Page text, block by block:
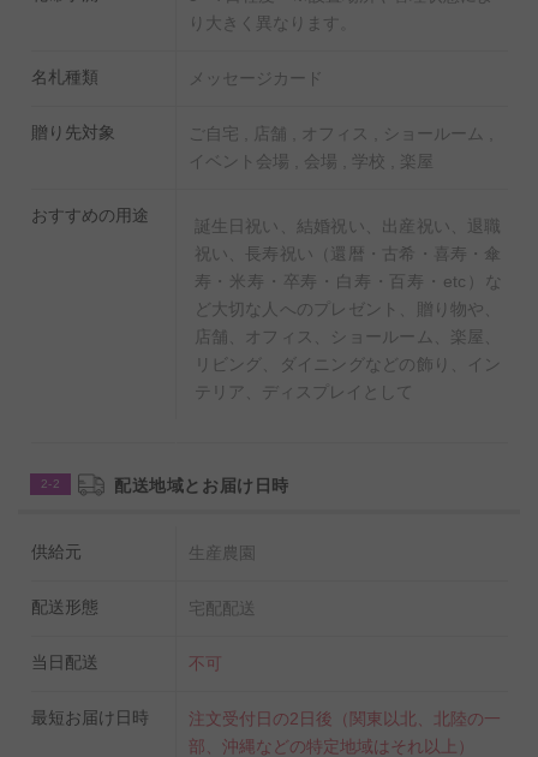
の商品一覧（サンプルページ）はこちら
白バラの花言葉は「純潔・純情」「約束」「尊敬」で
す。美しく気品ある真っ白な花は、何色にでも染まる可
【陶器製の花瓶（フラワーベース）】
自宅のリビングや玄関、オフィス、店舗など、様々な屋
内シーンにマッチするナチュラルアンティーク調の陶器
製デザイン花瓶（フラワーベース）です。釉薬のムラ感
やピンホールは自然な質感としてのデザインのため、同
り大きく異なります。
名札種類 メッセージカード
贈り先対象
ご自宅 , 店舗 , オフィス , ショールーム ,
イベント会場 , 会場 , 学校 , 楽屋
おすすめの用途
誕生日祝い、結婚祝い、出産祝い、退職
祝い、長寿祝い（還暦・古希・喜寿・傘
寿・米寿・卒寿・白寿・百寿・etc）な
ど大切な人へのプレゼント、贈り物や、
店舗、オフィス、ショールーム、楽屋、
リビング、ダイニングなどの飾り、イン
テリア、ディスプレイとして
2-2 配送地域とお届け日時
供給元 生産農園
配送形態 宅配配送
当日配送 不可
最短お届け日時
注文受付日の2日後（関東以北、北陸の一
部、沖縄などの特定地域はそれ以上）